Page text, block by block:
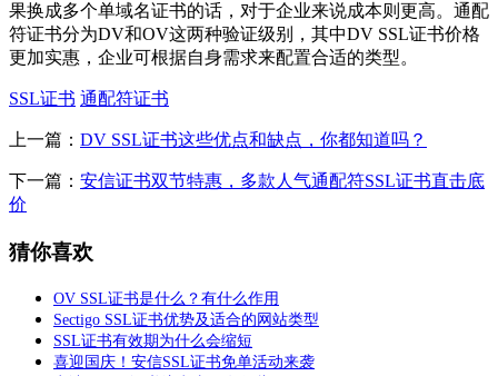
果换成多个单域名证书的话，对于企业来说成本则更高。通配
符证书分为DV和OV这两种验证级别，其中DV SSL证书价格
更加实惠，企业可根据自身需求来配置合适的类型。
SSL证书 通配符证书
上一篇： DV SSL证书这些优点和缺点，你都知道吗？
下一篇： 安信证书双节特惠，多款人气通配符SSL证书直击底
价
猜你喜欢
OV SSL证书是什么？有什么作用
Sectigo SSL证书优势及适合的网站类型
SSL证书有效期为什么会缩短
喜迎国庆！安信SSL证书免单活动来袭